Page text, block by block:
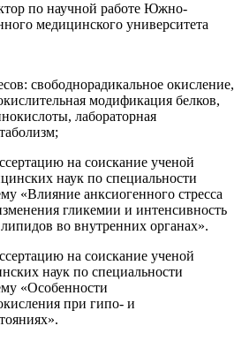
по научной работе Южно-
медицинского университета
свободнорадикальное окисление,
модификация белков,
лабораторная
на соискание ученой
наук по специальности
«Влияние анксиогенного стресса
гликемии и интенсивность
во внутренних органах».
на соискание ученой
наук по специальности
«Особенности
при гипо- и